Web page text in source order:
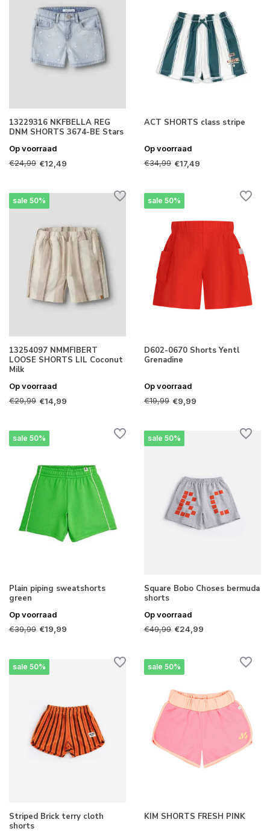
13229316 NKFBELLA REG
DNM SHORTS 3674-BE Stars
Op voorraad
€24,99 €12,49
ACT SHORTS class stripe
Op voorraad
€34,99 €17,49
sale 50%
13254097 NMMFIBERT
LOOSE SHORTS LIL Coconut
Milk
Op voorraad
€29,99 €14,99
sale 50%
D602-0670 Shorts Yentl
Grenadine
Op voorraad
€19,99 €9,99
sale 50%
Plain piping sweatshorts
green
Op voorraad
€39,99 €19,99
sale 50%
Square Bobo Choses bermuda
shorts
Op voorraad
€49,99 €24,99
sale 50%
Striped Brick terry cloth
shorts
sale 50%
KIM SHORTS FRESH PINK